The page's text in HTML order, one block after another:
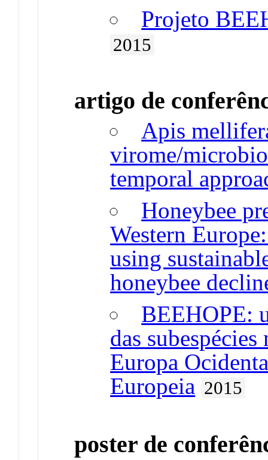
Projeto
2015
artigo de
Apis
virome/
temporal
Honeybee
Western
using
honeybee
BEEHOPE:
das
Europa
Europeia 2015
poster de